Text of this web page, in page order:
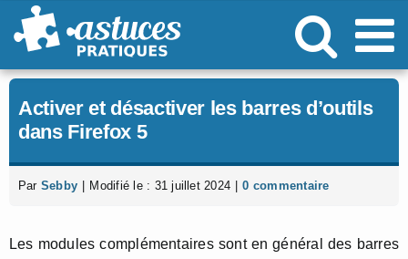
Passer
au
Activer et désactiver les barres d’outils
dans Firefox 5
Par Sebby Modifié le : 31 juillet 2024 0 commentaire
Les modules complémentaires sont en général des barres